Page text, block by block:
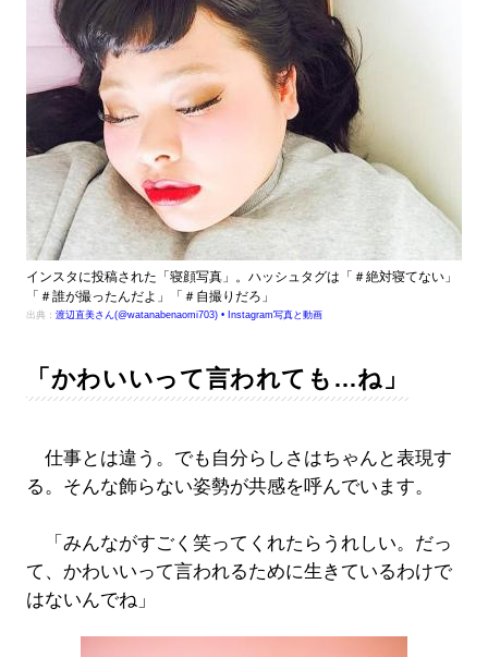
インスタに投稿された「寝顔写真」。ハッシュタグは「＃絶対寝てない」
「＃誰が撮ったんだよ」「＃自撮りだろ」
出典： 渡辺直美さん(@watanabenaomi703) • Instagram写真と動画
「かわいいって言われても…ね」
仕事とは違う。でも自分らしさはちゃんと表現す
る。そんな飾らない姿勢が共感を呼んでいます。
「みんながすごく笑ってくれたらうれしい。だっ
て、かわいいって言われるために生きているわけで
はないんでね」